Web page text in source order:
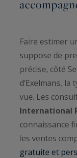
Faire estimer
suppose de
précise, côté
d’Exelmans,
vue. Les
International
connaissance
les ventes
gratuite et